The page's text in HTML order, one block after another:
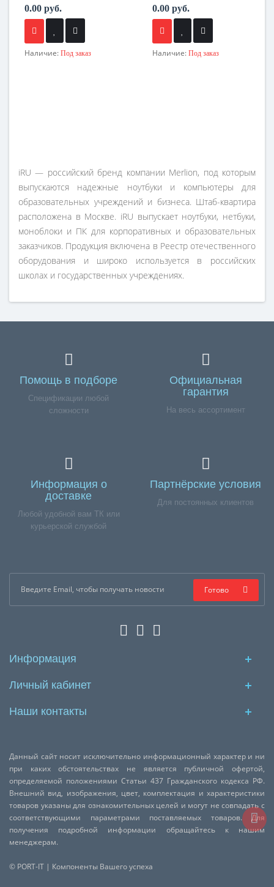
0.00 руб.
Наличие: Под заказ
0.00 руб.
Наличие: Под заказ
iRU — российский бренд компании Merlion, под которым
выпускаются надежные ноутбуки и компьютеры для
образовательных учреждений и бизнеса. Штаб-квартира
расположена в Москве. iRU выпускает ноутбуки, нетбуки,
моноблоки и ПК для корпоративных и образовательных
заказчиков. Продукция включена в Реестр отечественного
оборудования и широко используется в российских
школах и государственных учреждениях.
Помощь в подборе
Спецификации любой
сложности
Официальная
гарантия
На весь ассортимент
Информация о
доставке
Любой удобной вам ТК или
курьерской службой
Партнёрские условия
Для постоянных клиентов
Готово
Информация
Личный кабинет
Наши контакты
Данный сайт носит исключительно информационный характер и ни
при каких обстоятельствах не является публичной офертой,
определяемой положениями Статьи 437 Гражданского кодекса РФ.
Внешний вид, изображения, цвет, комплектация и характеристики
товаров указаны для ознакомительных целей и могут не совпадать с
соответствующими параметрами поставляемых товаров. Для
получения подробной информации обращайтесь к нашим
менеджерам.
© PORT-IT | Компоненты Вашего успеха